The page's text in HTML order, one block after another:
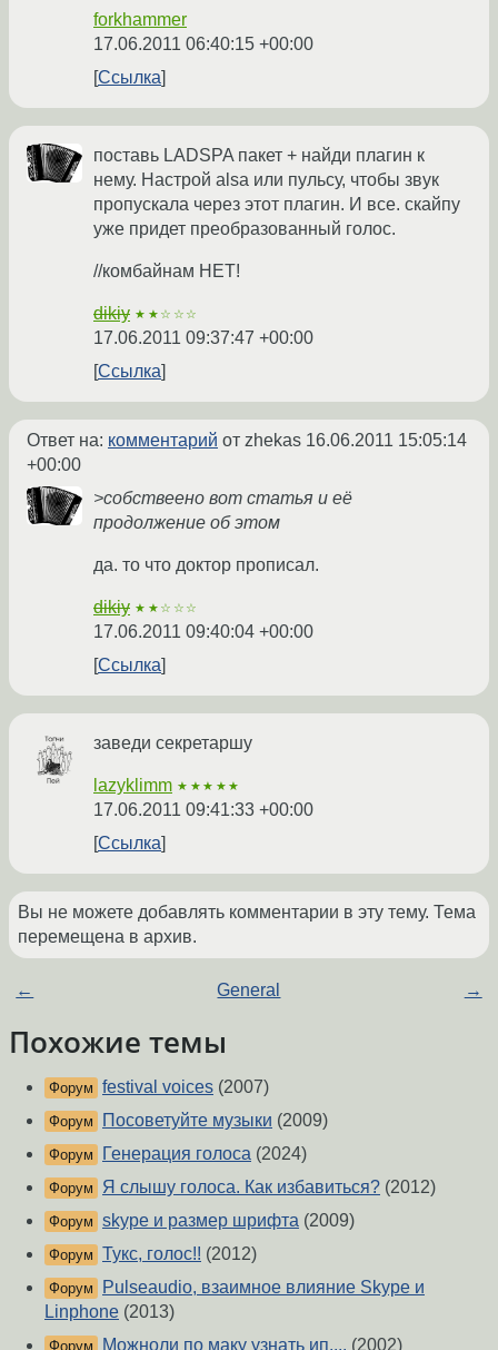
forkhammer
17.06.2011 06:40:15 +00:00
Ссылка
поставь LADSPA пакет + найди плагин к
нему. Настрой alsa или пульсу, чтобы звук
пропускала через этот плагин. И все. скайпу
уже придет преобразованный голос.
//комбайнам НЕТ!
dikiy ★★☆☆☆
17.06.2011 09:37:47 +00:00
Ссылка
Ответ на: комментарий от zhekas 16.06.2011 15:05:14
+00:00
>собствеено вот статья и её
продолжение об этом
да. то что доктор прописал.
dikiy ★★☆☆☆
17.06.2011 09:40:04 +00:00
Ссылка
заведи секретаршу
lazyklimm ★★★★★
17.06.2011 09:41:33 +00:00
Ссылка
Вы не можете добавлять комментарии в эту тему. Тема
перемещена в архив.
← General →
Похожие темы
Форум festival voices (2007)
Форум Посоветуйте музыки (2009)
Форум Генерация голоса (2024)
Форум Я слышу голоса. Как избавиться? (2012)
Форум skype и размер шрифта (2009)
Форум Тукс, голос!! (2012)
Форум
Pulseaudio, взаимное влияние Skype и
Linphone (2013)
Форум Можноли по маку узнать ип.... (2002)